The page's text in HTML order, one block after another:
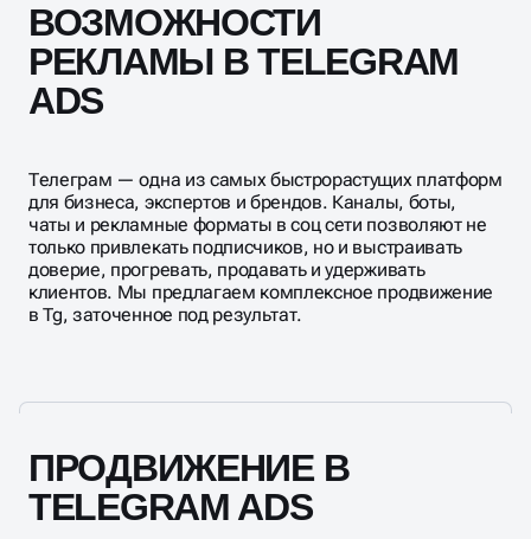
ВОЗМОЖНОСТИ
РЕКЛАМЫ В TELEGRAM
ADS
Телеграм — одна из самых быстрорастущих платформ
для бизнеса, экспертов и брендов. Каналы, боты,
чаты и рекламные форматы в соц сети позволяют не
только привлекать подписчиков, но и выстраивать
доверие, прогревать, продавать и удерживать
клиентов. Мы предлагаем комплексное продвижение
в Tg, заточенное под результат.
ПРОДВИЖЕНИЕ В
TELEGRAM ADS